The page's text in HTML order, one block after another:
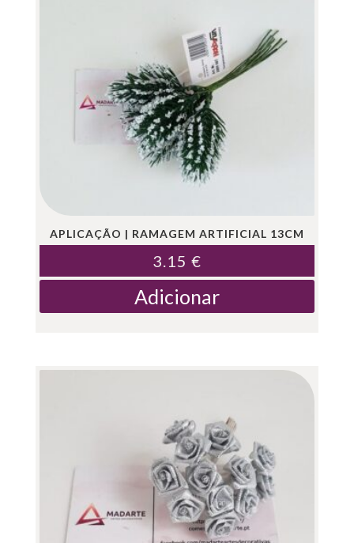
APLICAÇÃO | RAMAGEM ARTIFICIAL 13CM
3.15 €
Adicionar